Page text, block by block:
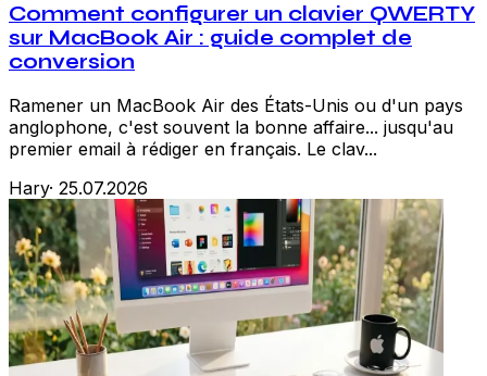
Comment configurer un clavier QWERTY
sur MacBook Air : guide complet de
conversion
Ramener un MacBook Air des États-Unis ou d'un pays
anglophone, c'est souvent la bonne affaire... jusqu'au
premier email à rédiger en français. Le clav...
Hary· 25.07.2026